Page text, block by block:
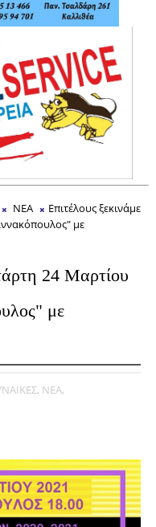
ΝΕΑ
Επιτέλους ξεκινάμε
με
24 Μαρτίου
με
ΝΕΑ,